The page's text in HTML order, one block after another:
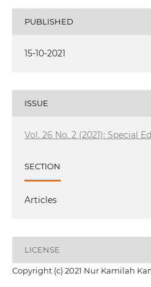
PUBLISHED
15-10-2021
ISSUE
Vol. 26 No. 2 (2021): Special
SECTION
Articles
LICENSE
Copyright (c) 2021 Nur Kamilah